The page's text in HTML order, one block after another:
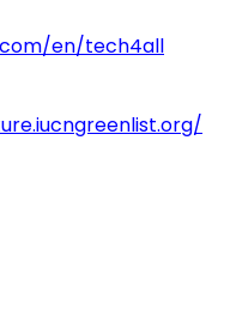
en/tech4all